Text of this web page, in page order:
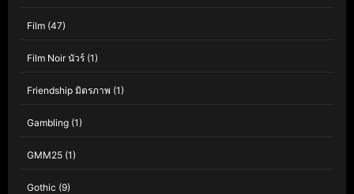
Film (47)
Film Noir นัวร์ (1)
Friendship มิตรภาพ (1)
Gambling (1)
GMM25 (1)
Gothic (9)